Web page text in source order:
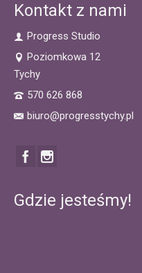
Kontakt z nami
Progress Studio
Poziomkowa 12
Tychy
570 626 868
biuro@progresstychy.pl
Gdzie jesteśmy!